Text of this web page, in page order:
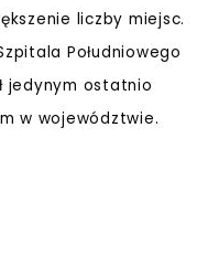
liczby miejsc.
Południowego
jedynym ostatnio
w województwie.